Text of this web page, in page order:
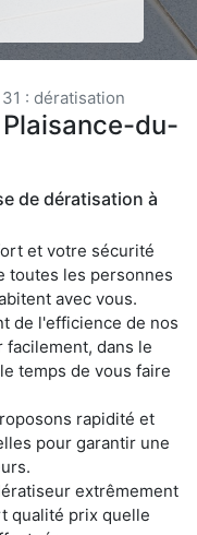
: dératisation
du-
de dératisation à
et votre sécurité
toutes les personnes
avec vous.
de l'efficience de nos
dans le
temps de vous faire
rapidité et
pour garantir une
extrêmement
qualité prix quelle